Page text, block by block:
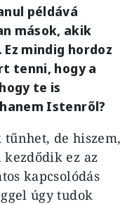
példává
mások, akik
mindig hordoz
tenni, hogy a
te is
Istenről?
tűnhet, de hiszem,
ez az
kapcsolódás
úgy tudok